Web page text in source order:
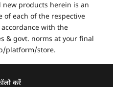
products herein is an
of each of the respective
with the
& govt. norms at your final
platform/store.
करें